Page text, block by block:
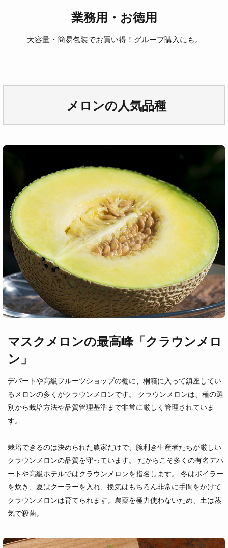
業務用・お徳用
大容量・簡易包装でお買い得！グループ購入にも。
メロンの人気品種
マスクメロンの最高峰「クラウンメロ
ン」
デパートや高級フルーツショップの棚に、桐箱に入って鎮座してい
るメロンの多くがクラウンメロンです。 クラウンメロンは、種の選
別から栽培方法や品質管理基準まで非常に厳しく管理されていま
す。
栽培できるのは決められた農家だけで、腕利き生産者たちが厳しい
クラウンメロンの品質を守っています。 だからこそ多くの有名デパ
ートや高級ホテルではクラウンメロンを指名します。 冬はボイラー
を炊き、夏はクーラーを入れ、換気はもちろん非常に手間をかけて
クラウンメロンは育てられます。農薬を極力使わないため、土は蒸
気で殺菌。